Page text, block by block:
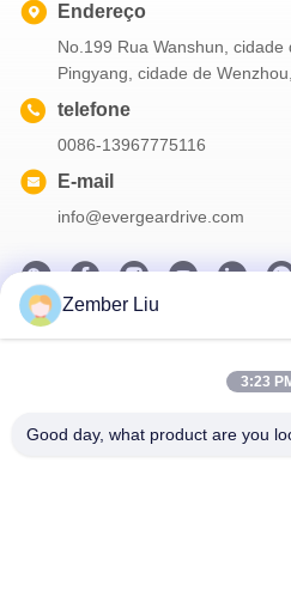
Endereço
No.199 Rua Wanshun,
Pingyang, cidade de
telefone
0086-13967775116
E-mail
info@evergeardrive.com
Nosso boletim
Assine nossa newsletter para
Zember Liu
3:23
Good day, what product are you